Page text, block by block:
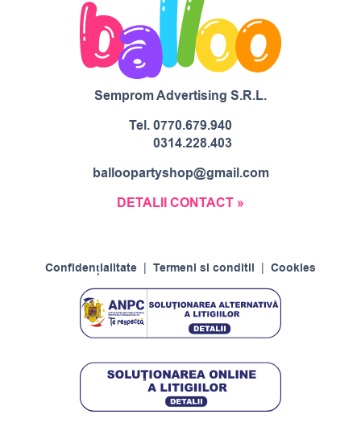
Semprom Advertising S.R.L.
Tel.0770.679.940
0314.228.403
balloopartyshop@gmail.com
DETALII CONTACT »
Confidențialitate Termeni si conditii Cookies